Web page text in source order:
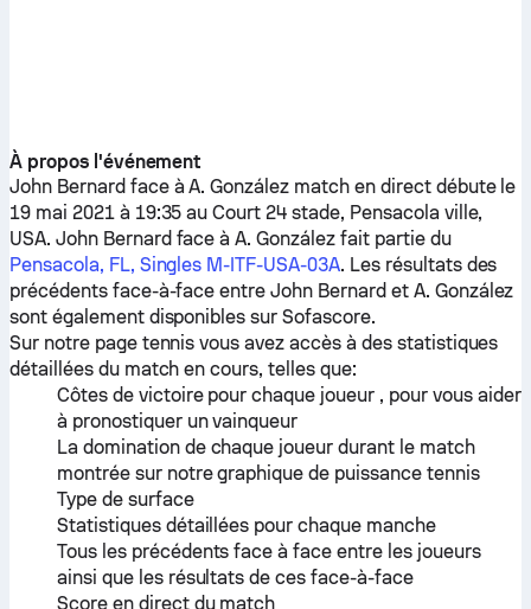
À propos l'événement
John Bernard face àA. González match en direct débute le
19 mai 2021 à 19:35 au Court 24 stade, Pensacola ville,
USA. John Bernard face àA. González fait partie du
Pensacola, FL, Singles M-ITF-USA-03A. Les résultats des
précédents face-à-face entreJohn Bernard et A. González
sont également disponibles sur Sofascore.
Sur notre page tennis vous avez accès à des statistiques
détaillées du match en cours, telles que:
Côtes de victoire pour chaque joueur , pour vous aider
à pronostiquer un vainqueur
La domination de chaque joueur durant le match
montrée sur notre graphique de puissance tennis
Type de surface
Statistiques détaillées pour chaque manche
Tous les précédents face à face entre les joueurs
ainsi que les résultats de ces face-à-face
Score en direct du match